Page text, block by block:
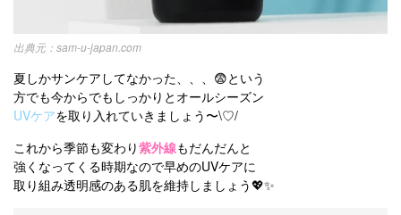
sam-u-japan.com
夏しかサンケアしてなかった、、、😨という
方でも今からでもしっかりとオールシーズン
UVケアを取り入れていきましょう〜\♡/
これから季節も変わり紫外線もだんだんと
強くなってくる時期なので早めのUVケアに
取り組み透明感のある肌を維持しましょう💖✨